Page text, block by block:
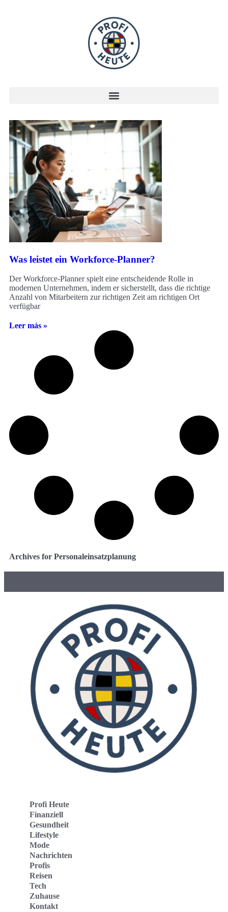
Was leistet ein Workforce-Planner?
Der Workforce-Planner spielt eine entscheidende Rolle in
modernen Unternehmen, indem er sicherstellt, dass die richtige
Anzahl von Mitarbeitern zur richtigen Zeit am richtigen Ort
verfügbar
Leer más »
Archives for Personaleinsatzplanung
Profi Heute
Finanziell
Gesundheit
Lifestyle
Mode
Nachrichten
Profis
Reisen
Tech
Zuhause
Kontakt